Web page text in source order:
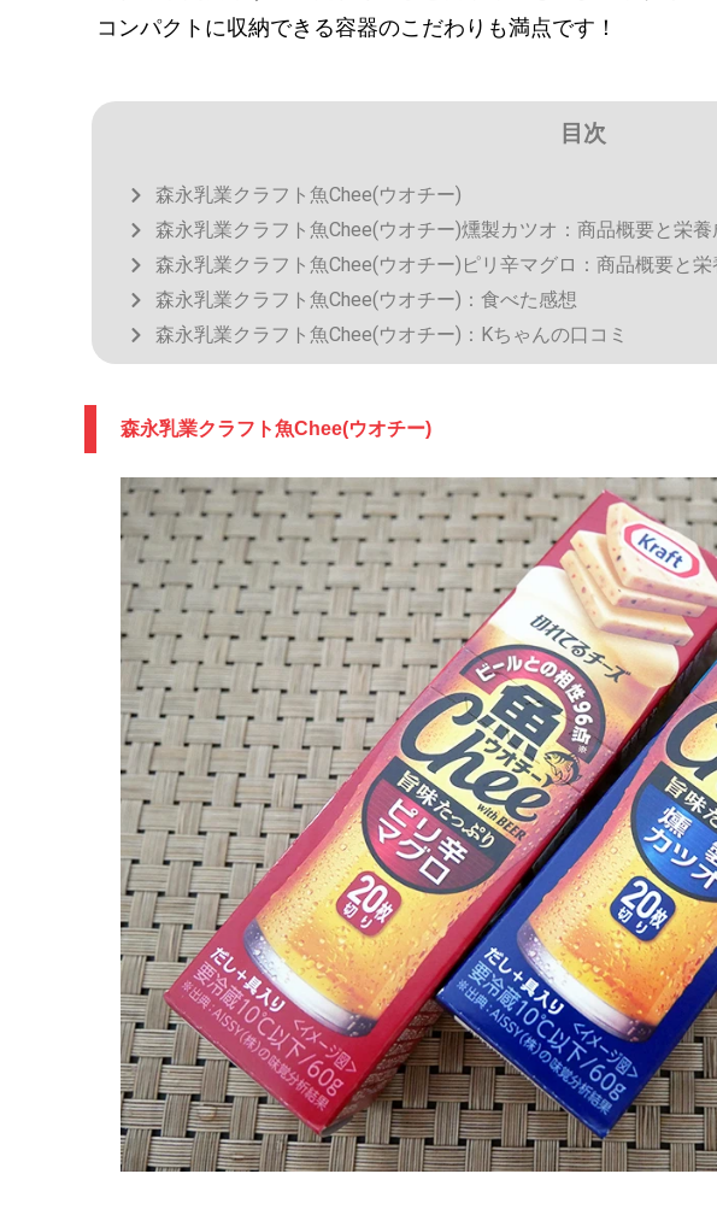
コンパクトに収納できる容器のこだわりも満点です！
目次
森永乳業クラフト魚Chee(ウオチー)
森永乳業クラフト魚Chee(ウオチー)燻製カツオ：商品概要と栄養
森永乳業クラフト魚Chee(ウオチー)ピリ辛マグロ：商品概要と栄
森永乳業クラフト魚Chee(ウオチー)：食べた感想
森永乳業クラフト魚Chee(ウオチー)：Kちゃんの口コミ
森永乳業クラフト魚Chee(ウオチー)